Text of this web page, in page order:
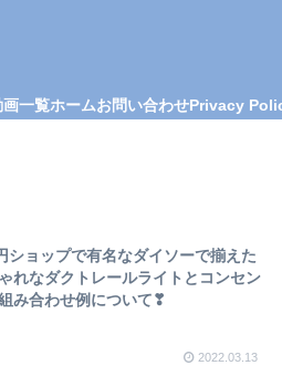
画一覧ホームお問い合わせPrivacy
ショップで有名なダイソーで揃えた
れなダクトレールライトとコンセン
み合わせ例について❣
2022.03.13